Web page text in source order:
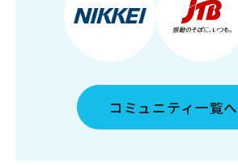
コミュニティ一覧へ